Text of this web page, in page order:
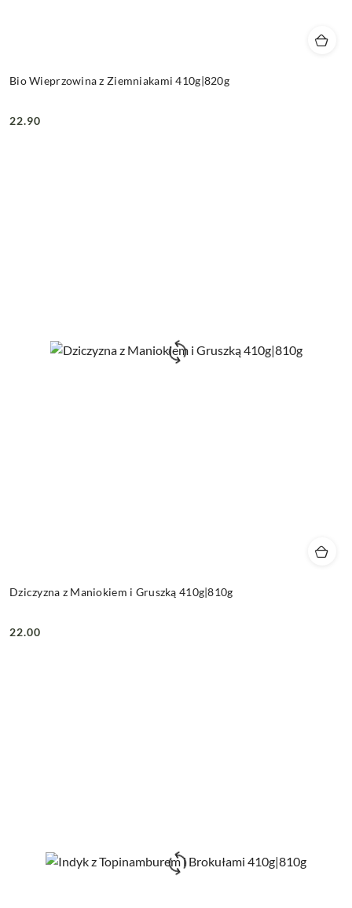
Bio Wieprzowina z Ziemniakami 410g|820g
Cena:
22.90
Dziczyzna z Maniokiem i Gruszką 410g|810g
Cena:
22.00